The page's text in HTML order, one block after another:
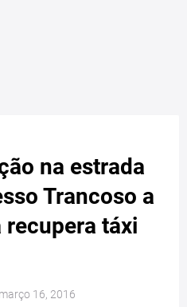
na estrada
Trancoso a
táxi
março 16, 2016